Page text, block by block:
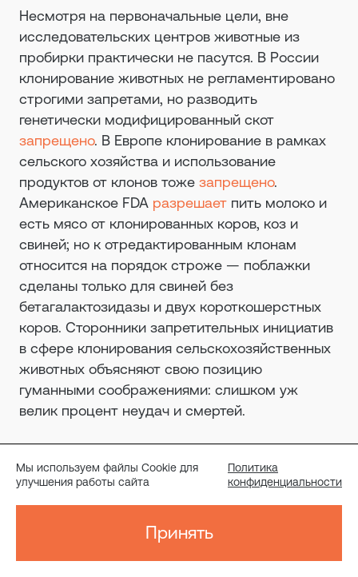
Несмотря на первоначальные цели, вне
исследовательских центров животные из
пробирки практически не пасутся. В России
клонирование животных не регламентировано
строгими запретами, но разводить
генетически модифицированный скот
запрещено. В Европе клонирование в рамках
сельского хозяйства и использование
продуктов от клонов тоже запрещено.
Американское FDA разрешает пить молоко и
есть мясо от клонированных коров, коз и
свиней; но к отредактированным клонам
относится на порядок строже — поблажки
сделаны только для свиней без
бетагалактозидазы и двух короткошерстных
коров. Сторонники запретительных инициатив
в сфере клонирования сельскохозяйственных
животных объясняют свою позицию
гуманными соображениями: слишком уж
велик процент неудач и смертей.
клонирование животных в трех случаях: если
оно проводится в исследовательских целях,
вида и если животное — компаньон, вроде
Мы используем файлы Cookie для
улучшения работы сайта
Политика
конфиденциальности
Принять